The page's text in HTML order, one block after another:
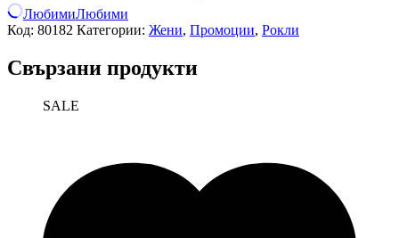
ЛюбимиЛюбими
Код: 80182 Категории: Жени, Промоции, Рокли
Свързани продукти
SALE